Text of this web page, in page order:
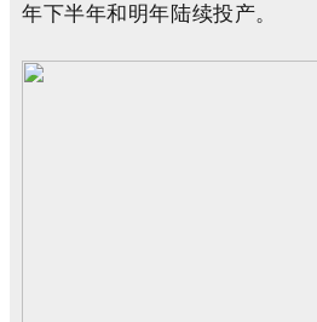
年下半年和明年陆续投产。